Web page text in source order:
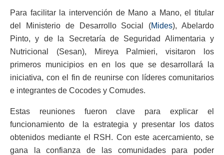
Para facilitar la intervención de Mano a Mano, el titular
del Ministerio de Desarrollo Social (Mides), Abelardo
Pinto, y de la Secretaría de Seguridad Alimentaria y
Nutricional (Sesan), Mireya Palmieri, visitaron los
primeros municipios en en los que se desarrollará la
iniciativa, con el fin de reunirse con líderes comunitarios
e integrantes de Cocodes y Comudes.
Estas reuniones fueron clave para explicar el
funcionamiento de la estrategia y presentar los datos
obtenidos mediante el RSH. Con este acercamiento, se
gana la confianza de las comunidades para poder